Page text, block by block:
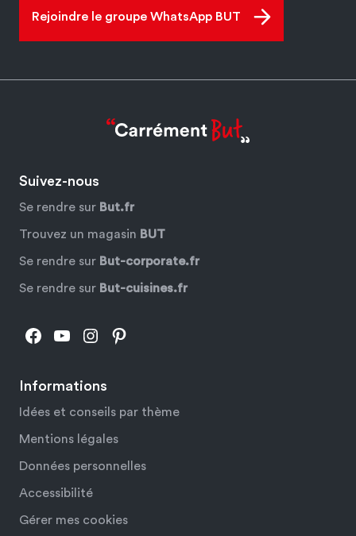
Rejoindre le groupe WhatsApp BUT
Informations
Idées et conseils par thème
Mentions légales
Données personnelles
Accessibilité
Gérer mes cookies
Suivez-nous
Se rendre sur But.fr
Trouvez un magasin BUT
Se rendre sur But-corporate.fr
Se rendre sur But-cuisines.fr
Facebook
YouTube
Instagram
Pinterest